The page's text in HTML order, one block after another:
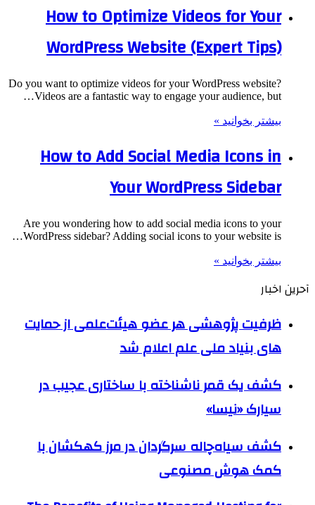
How to Optimize Videos for Your
WordPress Website (Expert Tips)
Do you want to optimize videos for your WordPress website?
Videos are a fantastic way to engage your audience, but…
بیشتر بخوانید »
How to Add Social Media Icons in
Your WordPress Sidebar
Are you wondering how to add social media icons to your
WordPress sidebar? Adding social icons to your website is…
بیشتر بخوانید »
آحرین اخبار
ظرفیت پژوهشی هر عضو هیئت‌علمی از حمایت
های بنیاد ملی علم اعلام شد
کشف یک قمر ناشناخته با ساختاری عجیب در
سیارک «نیسا»
کشف سیاه‌چاله سرگردان در مرز کهکشان با
کمک هوش مصنوعی